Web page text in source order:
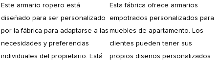
Este armario ropero está
diseñado para ser personalizado
por la fábrica para adaptarse a las
necesidades y preferencias
individuales del propietario. Está
Esta fábrica ofrece armarios
empotrados personalizados para
muebles de apartamento. Los
clientes pueden tener sus
propios diseños personalizados